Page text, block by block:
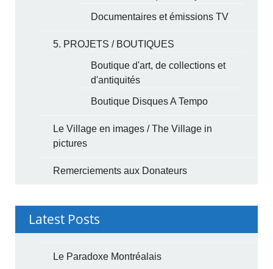
Documentaires et émissions TV
5. PROJETS / BOUTIQUES
Boutique d'art, de collections et
d'antiquités
Boutique Disques A Tempo
Le Village en images / The Village in
pictures
Remerciements aux Donateurs
Latest Posts
Le Paradoxe Montréalais